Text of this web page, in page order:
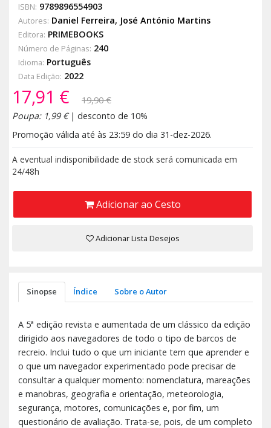
ISBN: 9789896554903
Autores: Daniel Ferreira, José António Martins
Editora: PRIMEBOOKS
Número de Páginas: 240
Idioma: Português
Data Edição: 2022
17,91 €
19,90 €
Poupa: 1,99 €| desconto de 10%
Promoção válida até às 23:59 do dia 31-dez-2026.
A eventual indisponibilidade de stock será comunicada em
24/48h
Adicionar ao Cesto
Adicionar Lista Desejos
Sinopse Índice Sobre o Autor
A 5ª edição revista e aumentada de um clássico da edição
dirigido aos navegadores de todo o tipo de barcos de
recreio. Inclui tudo o que um iniciante tem que aprender e
o que um navegador experimentado pode precisar de
consultar a qualquer momento: nomenclatura, mareações
e manobras, geografia e orientação, meteorologia,
segurança, motores, comunicações e, por fim, um
questionário de avaliação. Trata-se, pois, de um completo